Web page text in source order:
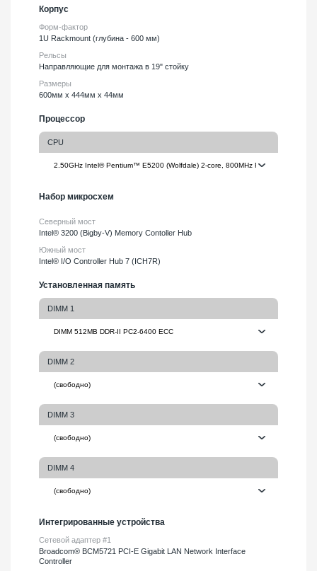
Корпус
Форм-фактор
1U Rackmount (глубина - 600 мм)
Рельсы
Направляющие для монтажа в 19" стойку
Размеры
600мм х 444мм х 44мм
Процессор
CPU
Набор микросхем
Северный мост
Intel® 3200 (Bigby-V) Memory Contoller Hub
Южный мост
Intel® I/O Controller Hub 7 (ICH7R)
Установленная память
DIMM 1
DIMM 2
DIMM 3
DIMM 4
Интегрированные устройства
Сетевой адаптер #1
Broadcom® BCM5721 PCI-E Gigabit LAN Network Interface
Controller